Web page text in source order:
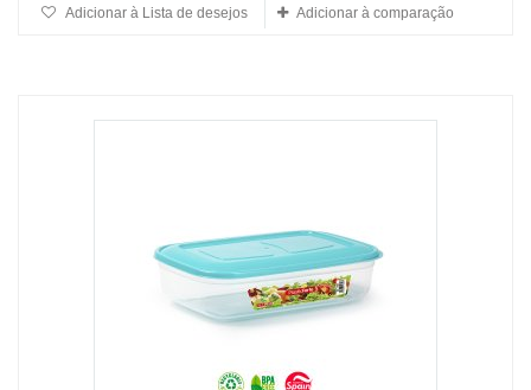
Adicionar à Lista de desejos Adicionar à comparação